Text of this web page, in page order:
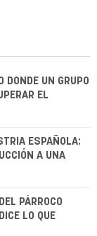
DONDE UN GRUPO
EL
ESPAÑOLA:
A UNA
PÁRROCO
LO QUE